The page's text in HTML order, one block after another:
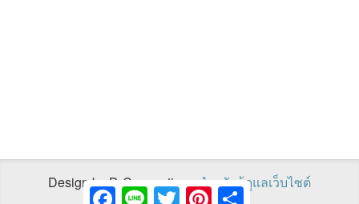
Facebook
Line Twitter PinterestShare
Design by D-Connectionsสำหรับผู้ดูแลเว็บไซต์